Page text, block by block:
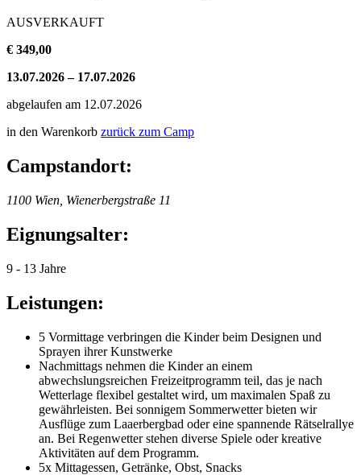
AUSVERKAUFT
€ 349,00
13.07.2026 – 17.07.2026
abgelaufen am 12.07.2026
in den Warenkorb zurück zum Camp
Campstandort:
1100 Wien, Wienerbergstraße 11
Eignungsalter:
9 - 13 Jahre
Leistungen:
5 Vormittage verbringen die Kinder beim Designen und
Sprayen ihrer Kunstwerke
Nachmittags nehmen die Kinder an einem
abwechslungsreichen Freizeitprogramm teil, das je nach
Wetterlage flexibel gestaltet wird, um maximalen Spaß zu
gewährleisten. Bei sonnigem Sommerwetter bieten wir
Ausflüge zum Laaerbergbad oder eine spannende Rätselrallye
an. Bei Regenwetter stehen diverse Spiele oder kreative
Aktivitäten auf dem Programm.
5x Mittagessen, Getränke, Obst, Snacks